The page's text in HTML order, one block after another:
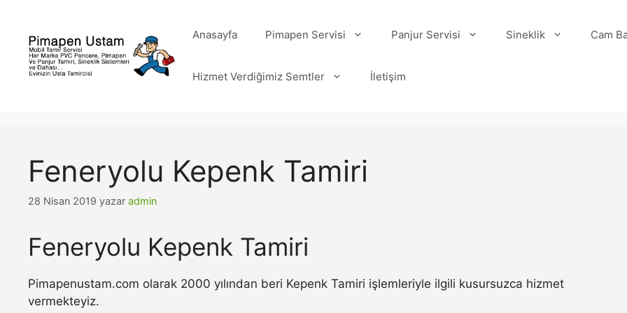
Anasayfa Pimapen Servisi Panjur Servisi Sineklik Cam
Hizmet Verdiğimiz Semtler İletişim
Feneryolu Kepenk Tamiri
28 Nisan 2019 yazar admin
Feneryolu Kepenk Tamiri
Pimapenustam.com olarak 2000 yılından beri Kepenk Tamiri işlemleriyle ilgili kusursuzca hizmet
vermekteyiz.